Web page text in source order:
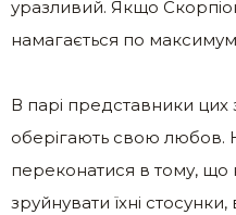
уразливий. Якщо
намагається по
В парі представники цих
оберігають свою любов.
переконатися в тому, що
зруйнувати їхні